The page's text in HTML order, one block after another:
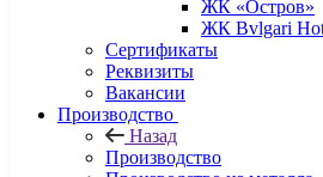
ЖК «Остров»
ЖК Bvlgari
Сертификаты
Реквизиты
Вакансии
Производство
Назад
Производство